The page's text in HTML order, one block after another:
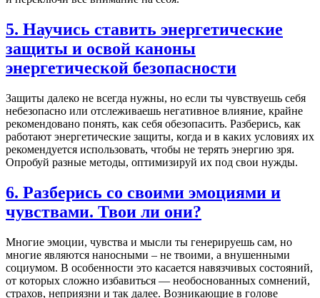
5. Научись ставить энергетические
защиты и освой каноны
энергетической безопасности
Защиты далеко не всегда нужны, но если ты чувствуешь себя
небезопасно или отслеживаешь негативное влияние, крайне
рекомендовано понять, как себя обезопасить. Разберись, как
работают энергетические защиты, когда и в каких условиях их
рекомендуется использовать, чтобы не терять энергию зря.
Опробуй разные методы, оптимизируй их под свои нужды.
6. Разберись со своими эмоциями и
чувствами. Твои ли они?
Многие эмоции, чувства и мысли ты генерируешь сам, но
многие являются наносными – не твоими, а внушенными
социумом. В особенности это касается навязчивых состояний,
от которых сложно избавиться — необоснованных сомнений,
страхов, неприязни и так далее. Возникающие в голове